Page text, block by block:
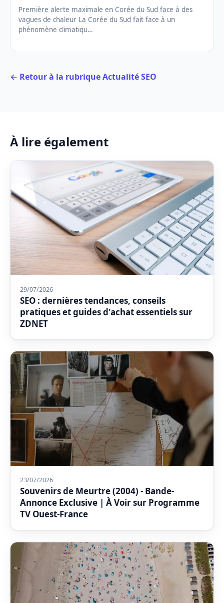
Première alerte maximale en Corée du Sud face à des
vagues de chaleur La Corée du Sud fait face à un
phénomène climatiqu…
← Retour à la rubrique Actualité SEO
À lire également
29/07/2026
SEO : dernières tendances, conseils
pratiques et guides d'achat essentiels sur
ZDNET
23/07/2026
Souvenirs de Meurtre (2004) - Bande-
Annonce Exclusive | À Voir sur Programme
TV Ouest-France